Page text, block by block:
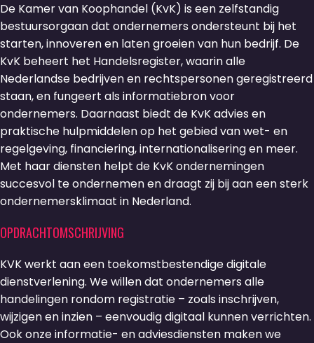
De Kamer van Koophandel (KvK) is een zelfstandig
bestuursorgaan dat ondernemers ondersteunt bij het
starten, innoveren en laten groeien van hun bedrijf. De
KvK beheert het Handelsregister, waarin alle
Nederlandse bedrijven en rechtspersonen geregistreerd
staan, en fungeert als informatiebron voor
ondernemers. Daarnaast biedt de KvK advies en
praktische hulpmiddelen op het gebied van wet- en
regelgeving, financiering, internationalisering en meer.
Met haar diensten helpt de KvK ondernemingen
succesvol te ondernemen en draagt zij bij aan een sterk
ondernemersklimaat in Nederland.
OPDRACHTOMSCHRIJVING
KVK werkt aan een toekomstbestendige digitale
dienstverlening. We willen dat ondernemers alle
handelingen rondom registratie – zoals inschrijven,
wijzigen en inzien – eenvoudig digitaal kunnen verrichten.
Ook onze informatie- en adviesdiensten maken we